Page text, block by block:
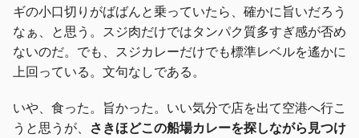
ギの小口切りがばばんと乗っていたら、確かに旨いだろう
なぁ、と思う。スジ肉だけではタンパク質多すぎ感が否め
ないのだ。でも、スジカレーだけでも標準レベルを遙かに
上回っている。文句なしである。
いや、食った。旨かった。いい気分で店を出て空港へ行こ
うと思うが、 さきほどこの船場カレーを探しながら見つけ